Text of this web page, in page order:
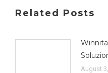
Related Posts
August